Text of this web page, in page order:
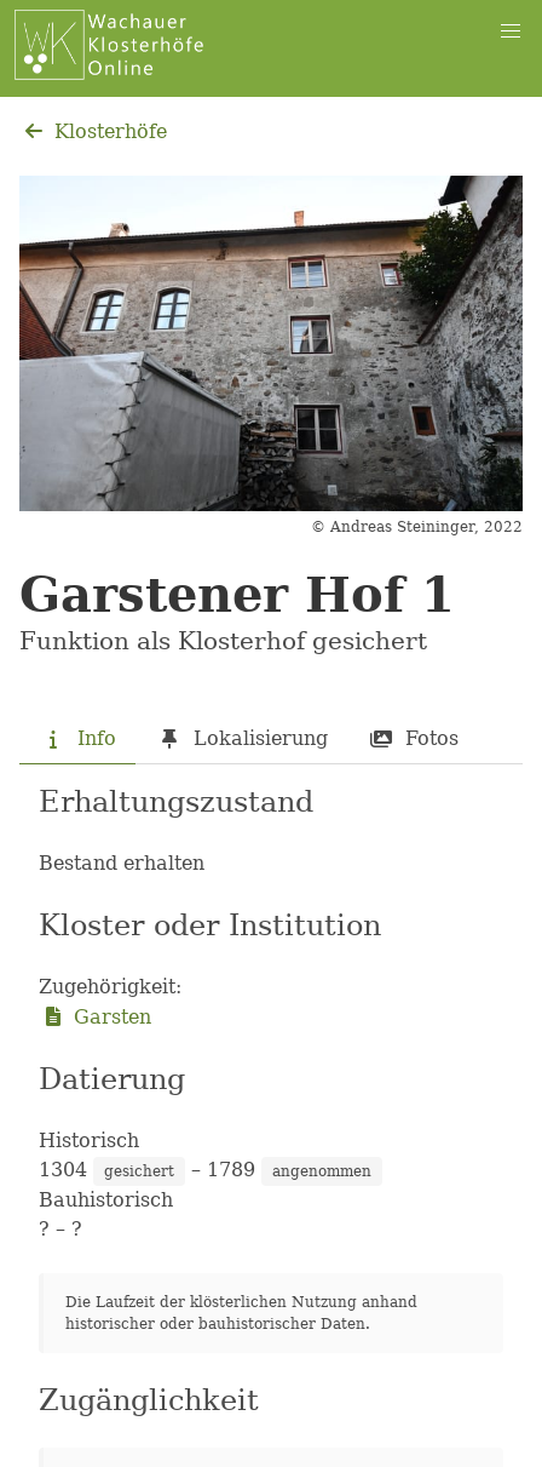
Klosterhöfe
© Andreas Steininger, 2022
Garstener Hof 1
Funktion als Klosterhof gesichert
Info Lokalisierung Fotos
Erhaltungszustand
Bestand erhalten
Kloster oder Institution
Zugehörigkeit:
Garsten
Datierung
Historisch
1304
gesichert – 1789 angenommen
Bauhistorisch
? – ?
Die Laufzeit der klösterlichen Nutzung anhand
historischer oder bauhistorischer Daten.
Zugänglichkeit